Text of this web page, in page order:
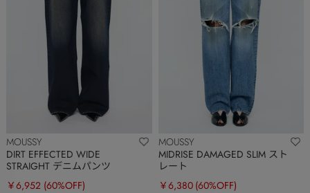
MOUSSY
DIRT EFFECTED WIDE
STRAIGHT デニムパンツ
￥6,952 (60%OFF)
MOUSSY
MIDRISE DAMAGED SLIM スト
レート
￥6,380 (60%OFF)